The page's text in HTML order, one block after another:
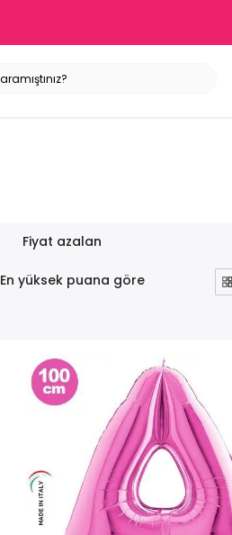
Fiyat azalan
En yüksek puana göre